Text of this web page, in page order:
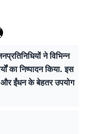
ने विभिन्न
का निष्पादन किया. इस
और ईंधन के बेहतर उपयोग